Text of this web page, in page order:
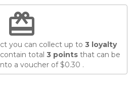
redeem
you can collect up to 3 loyalty
total 3 pointsthat can be
a voucher of$0.30 .